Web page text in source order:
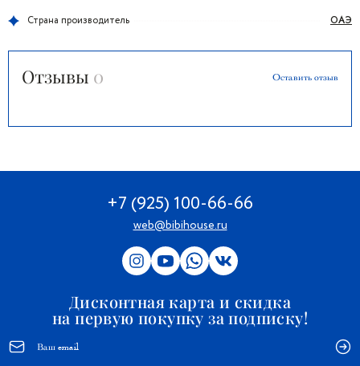
Страна производитель ОАЭ
Отзывы 0 Оставить отзыв
+7 (925) 100-66-66
web@bibihouse.ru
Дисконтная карта и скидка
на первую покупку за подписку!